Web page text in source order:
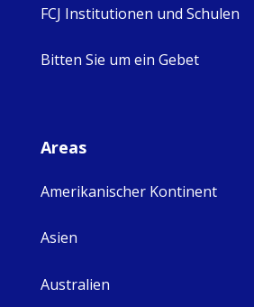
FCJ Institutionen und Schulen
Bitten Sie um ein Gebet
Areas
Amerikanischer Kontinent
Asien
Australien